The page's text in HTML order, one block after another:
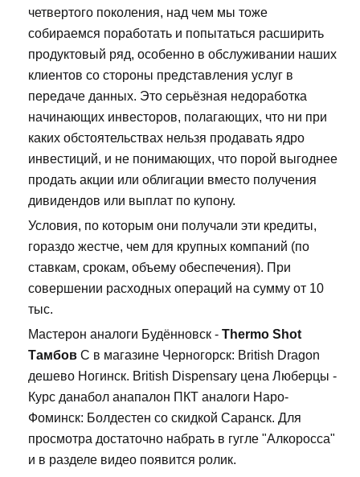
четвертого поколения, над чем мы тоже
собираемся поработать и попытаться расширить
продуктовый ряд, особенно в обслуживании наших
клиентов со стороны представления услуг в
передаче данных. Это серьёзная недоработка
начинающих инвесторов, полагающих, что ни при
каких обстоятельствах нельзя продавать ядро
инвестиций, и не понимающих, что порой выгоднее
продать акции или облигации вместо получения
дивидендов или выплат по купону.
Условия, по которым они получали эти кредиты,
гораздо жестче, чем для крупных компаний (по
ставкам, срокам, объему обеспечения). При
совершении расходных операций на сумму от 10
тыс.
Мастерон аналоги Будённовск - Thermo Shot
Тамбов C в магазине Черногорск: British Dragon
дешево Ногинск. British Dispensary цена Люберцы -
Курс данабол анапалон ПКТ аналоги Наро-
Фоминск: Болдестен со скидкой Саранск. Для
просмотра достаточно набрать в гугле "Алкоросса"
и в разделе видео появится ролик.